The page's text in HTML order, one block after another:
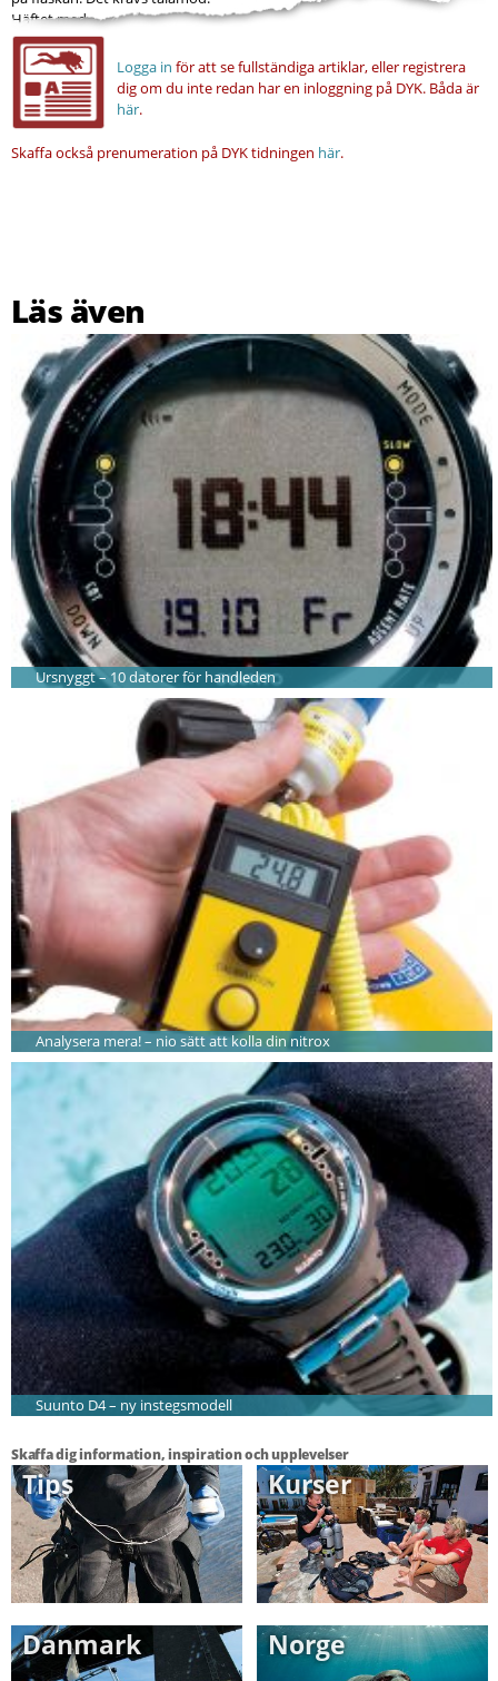
Häftet med...
Logga in för att se fullständiga artiklar, eller registrera
dig om du inte redan har en inloggning på DYK. Båda är
här.
Skaffa också prenumeration på DYK tidningen här.
Läs även
Ursnyggt – 10 datorer för handleden
Analysera mera! – nio sätt att kolla din nitrox
Suunto D4 – ny instegsmodell
Skaffa dig information, inspiration och upplevelser
Tips Kurser
Danmark Norge